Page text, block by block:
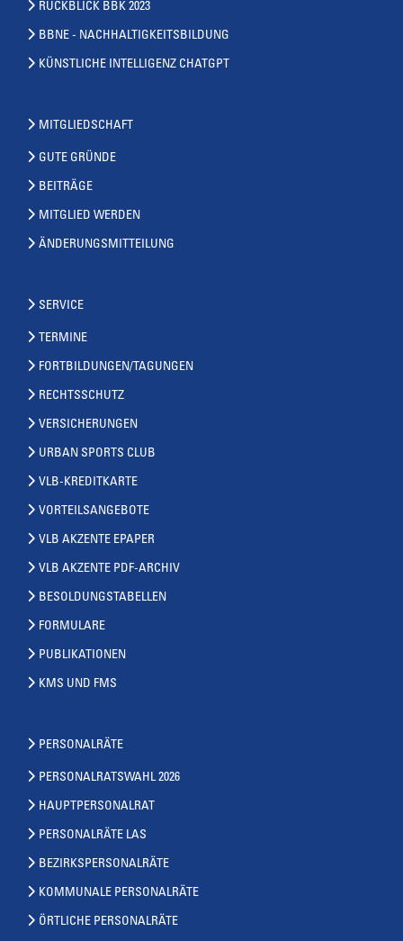
RÜCKBLICK BBK 2023
BBNE - NACHHALTIGKEITSBILDUNG
KÜNSTLICHE INTELLIGENZ CHATGPT
MITGLIEDSCHAFT
GUTE GRÜNDE
BEITRÄGE
MITGLIED WERDEN
ÄNDERUNGSMITTEILUNG
SERVICE
TERMINE
FORTBILDUNGEN/TAGUNGEN
RECHTSSCHUTZ
VERSICHERUNGEN
URBAN SPORTS CLUB
VLB-KREDITKARTE
VORTEILSANGEBOTE
VLB AKZENTE EPAPER
VLB AKZENTE PDF-ARCHIV
BESOLDUNGSTABELLEN
FORMULARE
PUBLIKATIONEN
KMS UND FMS
PERSONALRÄTE
PERSONALRATSWAHL 2026
HAUPTPERSONALRAT
PERSONALRÄTE LAS
BEZIRKSPERSONALRÄTE
KOMMUNALE PERSONALRÄTE
ÖRTLICHE PERSONALRÄTE